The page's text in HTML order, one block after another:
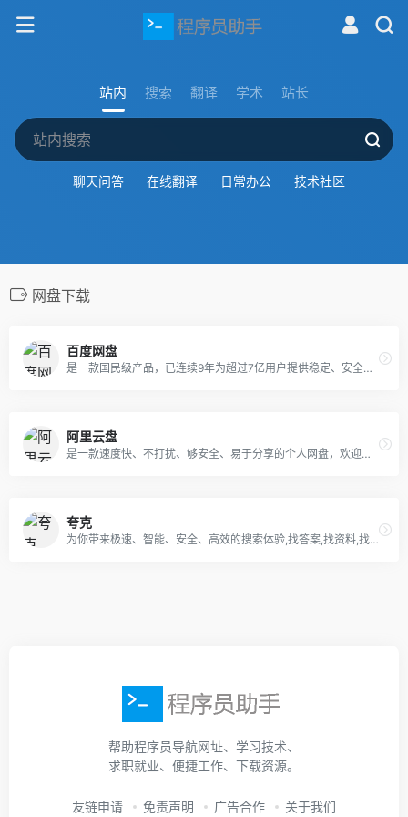
站内 搜索 翻译 学术 站长
聊天问答 在线翻译 日常办公 技术社区
网盘下载
百度网盘
是一款国民级产品，已连续9年为超过7亿用户提供稳定、安全的个人云存储服务，已实现电脑、手机、电视等多种终端场景的覆盖和互联，并支持多类型文件的备份、分享、查看和处理。
阿里云盘
是一款速度快、不打扰、够安全、易于分享的个人网盘，欢迎你来体验。
夸克
为你带来极速、智能、安全、高效的搜索体验,找答案,找资料,找工具,办公,学习,工作必备应用。
帮助程序员导航网址、学习技术、
求职就业、便捷工作、下载资源。
友链申请 免责声明 广告合作 关于我们